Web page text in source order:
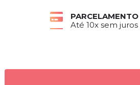
DEVOLUÇÕES
7 dias para